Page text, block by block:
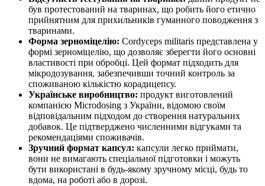
був протестований на тваринах, що робить його етично
прийнятним для прихильників гуманного поводження з
тваринами.
Форма зерноміцелію: Cordyceps militaris представлена у
формі зерноміцелію, що дозволяє зберегти його основні
властивості при обробці. Цей формат підходить для
мікродозування, забезпечивши точний контроль за
споживаною кількістю корадицепсу.
Українське виробництво: продукт виготовлений
компанією Microdosing з України, відомою своїм
відповідальним підходом до створення натуральних
добавок. Це підтверджено численними відгуками та
рекомендаціями споживачів.
Зручний формат капсул: капсули легко приймати,
вони не вимагають спеціальної підготовки і можуть
бути використані в будь-якому зручному місці, будь то
вдома, на роботі або в дорозі.